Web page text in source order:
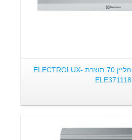
משטח עבודה דלפקי מליין 70 תוצרת ELECTROLUX-
ELE371118